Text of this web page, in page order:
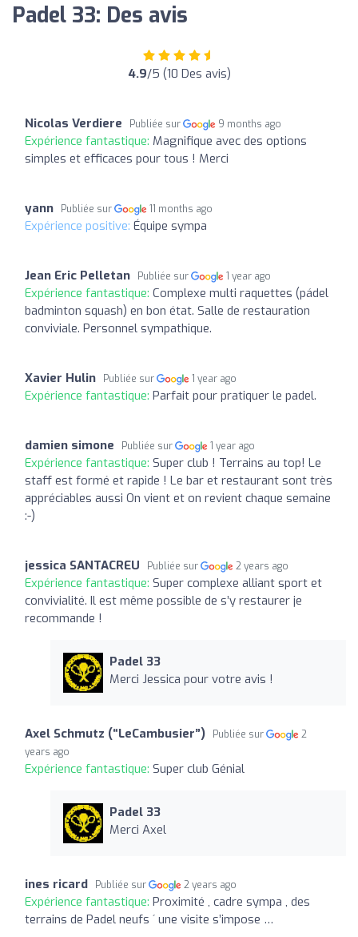
Padel 33: Des avis
4.9/5 (10 Des avis)
Nicolas Verdiere Publiée sur 9 months ago
Expérience fantastique: Magnifique avec des options
simples et efficaces pour tous ! Merci
yann Publiée sur 11 months ago
Expérience positive: Équipe sympa
Jean Eric Pelletan Publiée sur 1 year ago
Expérience fantastique: Complexe multi raquettes (pádel
badminton squash) en bon état. Salle de restauration
conviviale. Personnel sympathique.
Xavier Hulin Publiée sur 1 year ago
Expérience fantastique: Parfait pour pratiquer le padel.
damien simone Publiée sur 1 year ago
Expérience fantastique: Super club ! Terrains au top! Le
staff est formé et rapide ! Le bar et restaurant sont très
appréciables aussi On vient et on revient chaque semaine
:-)
jessica SANTACREU Publiée sur 2 years ago
Expérience fantastique: Super complexe alliant sport et
convivialité. Il est même possible de s’y restaurer je
recommande !
Padel 33
Merci Jessica pour votre avis !
Axel Schmutz (“LeCambusier”) Publiée sur
2
years ago
Expérience fantastique: Super club Génial
Padel 33
Merci Axel
ines ricard Publiée sur 2 years ago
Expérience fantastique: Proximité , cadre sympa , des
terrains de Padel neufs ´ une visite s’impose …